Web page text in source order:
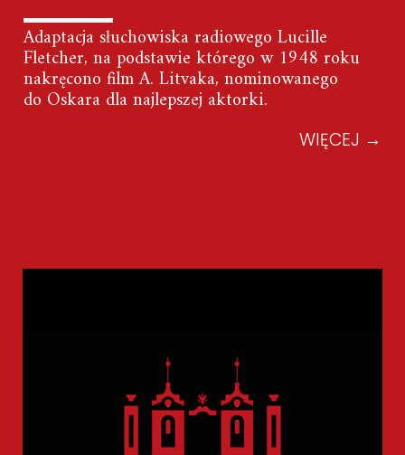
Adaptacja słuchowiska radiowego Lucille
Fletcher, na podstawie którego w 1948 roku
nakręcono film A. Litvaka, nominowanego
do Oskara dla najlepszej aktorki.
WIĘCEJ →